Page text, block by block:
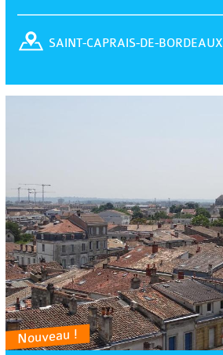
SAINT-CAPRAIS-DE-BORDEAUX
Nouveau !